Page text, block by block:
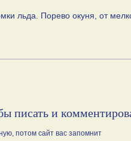
льда. Порево окуня, от
писать и
потом сайт вас запомнит